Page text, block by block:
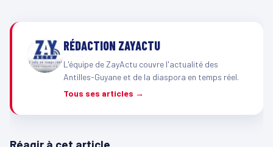
RÉDACTION ZAYACTU
L'équipe de ZayActu couvre l'actualité des
Antilles-Guyane et de la diaspora en temps réel.
Tous ses articles →
Réagir à cet article